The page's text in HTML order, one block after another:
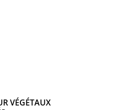
VÉGÉTAUX